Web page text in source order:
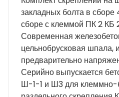
в
сборе
с
клеммой
ПК
+
2
КБ
закладных болта в
сборе с клеммой ПК 2
Современная
цельнобрусковая шпала,
предварительно
Серийно выпускается
Ш-1-1 и Ш3 для клеммно-